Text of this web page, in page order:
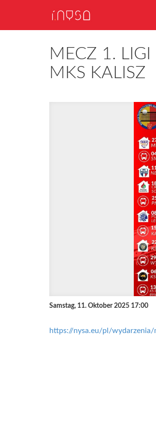
MECZ 1.
MKS KALISZ
Samstag, 11. Oktober 2025 17:00
https://nysa.eu/pl/wydarzenia/